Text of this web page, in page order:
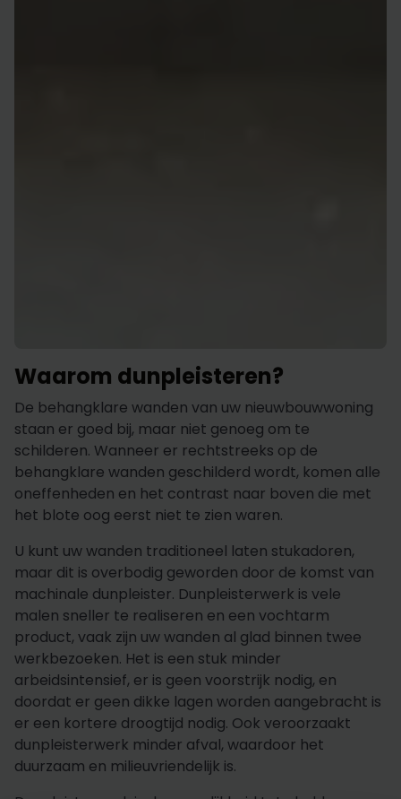
Waarom dunpleisteren?
De behangklare wanden van uw nieuwbouwwoning
staan er goed bij, maar niet genoeg om te
schilderen. Wanneer er rechtstreeks op de
behangklare wanden geschilderd wordt, komen alle
oneffenheden en het contrast naar boven die met
het blote oog eerst niet te zien waren.
U kunt uw wanden traditioneel laten stukadoren,
maar dit is overbodig geworden door de komst van
machinale dunpleister. Dunpleisterwerk is vele
malen sneller te realiseren en een vochtarm
product, vaak zijn uw wanden al glad binnen twee
werkbezoeken. Het is een stuk minder
arbeidsintensief, er is geen voorstrijk nodig, en
doordat er geen dikke lagen worden aangebracht is
er een kortere droogtijd nodig. Ook veroorzaakt
dunpleisterwerk minder afval, waardoor het
duurzaam en milieuvriendelijk is.